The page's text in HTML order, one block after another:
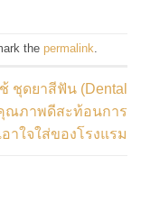
the permalink.
ชุดยาสีฟัน (Dental
ณภาพดีสะท้อนการ
อาใจใส่ของโรงแรม